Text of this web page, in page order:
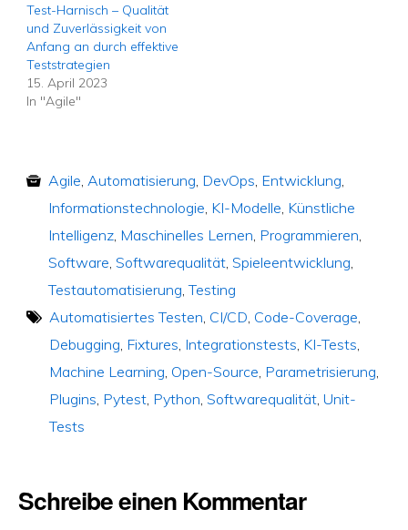
Test-Harnisch – Qualität
und Zuverlässigkeit von
Anfang an durch effektive
Teststrategien
15. April 2023
In "Agile"
Agile Automatisierung DevOps Entwicklung
Informationstechnologie KI-Modelle Künstliche
Intelligenz, Maschinelles Lernen Programmieren
Software Softwarequalität, Spieleentwicklung
Testautomatisierung ,Testing
Automatisiertes Testen CI/CD Code-Coverage
Debugging Fixtures Integrationstests KI-Tests
Machine Learning Open-Source Parametrisierung
Plugins Pytest, Python Softwarequalität, Unit-
Tests
Schreibe einen Kommentar